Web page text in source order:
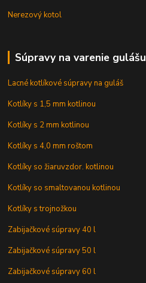
Nerezový kotol
Súpravy na varenie gulášu
Lacné kotlíkové súpravy na guláš
Kotlíky s 1,5 mm kotlinou
Kotlíky s 2 mm kotlinou
Kotlíky s 4,0 mm roštom
Kotlíky so žiaruvzdor. kotlinou
Kotlíky so smaltovanou kotlinou
Kotlíky s trojnožkou
Zabijačkové súpravy 40 l
Zabijačkové súpravy 50 l
Zabijačkové súpravy 60 l